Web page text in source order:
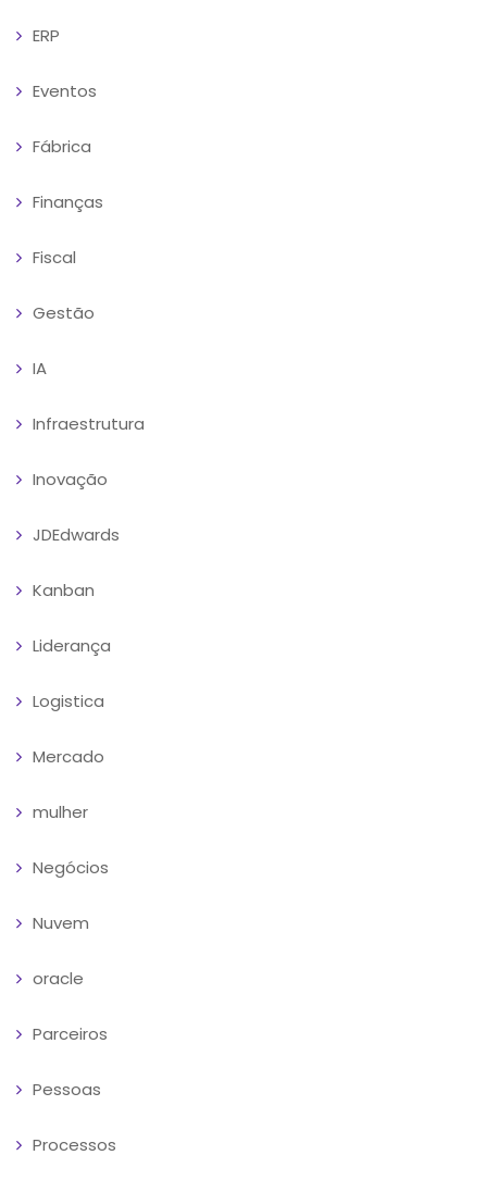
ERP
Eventos
Fábrica
Finanças
Fiscal
Gestão
IA
Infraestrutura
Inovação
JDEdwards
Kanban
Liderança
Logistica
Mercado
mulher
Negócios
Nuvem
oracle
Parceiros
Pessoas
Processos